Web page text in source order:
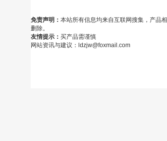
免责声明： 本站所有信息均来自互联网搜集，产品
删除。
友情提示： 买产品需谨慎
网站资讯与建议：ldzjw@foxmail.com